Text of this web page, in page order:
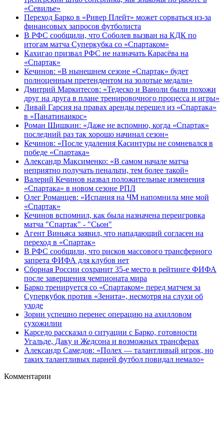
«Севилье»
Переход Барко в «Ривер Плейт» может сорваться из‑за
финансовых запросов футболиста
В РФС сообщили, что Соболев вызван на КДК по
итогам матча Суперкубка со «Спартаком»
Кахигао призвал РФС не назначать Карасёва на
«Спартак»
Кечинов: «В нынешнем сезоне «Спартак» будет
полноценным претендентом на золотые медали»
Дмитрий Маркитесов: «Тедеско и Ваноли были похожи
друг на друга в плане тренировочного процесса и игры»
Ливай Гарсия на правах аренды перешел из «Спартака»
в «Панатинаикос»
Роман Шишкин: «Даже не вспомню, когда «Спартак»
последний раз так хорошо начинал сезон»
Кечинов: «После удаления Касинтуры не сомневался в
победе «Спартака»
Александр Максименко: «В самом начале матча
неприятно получать пенальти, тем более такой»
Валерий Кечинов назвал положительные изменения
«Спартака» в новом сезоне РПЛ
Олег Романцев: «Испания на ЧМ напомнила мне мой
«Спартак»
Кечинов вспомнил, как была назначена переигровка
матча "Спартак" - "Сьон"
Агент Виньяса заявил, что нападающий согласен на
переход в «Спартак»
В РФС сообщили, что рисков массового трансферного
запрета ФИФА для клубов нет
Сборная России сохранит 35-е место в рейтинге ФИФА
после завершения чемпионата мира
Барко тренируется со «Спартаком» перед матчем за
Суперкубок против «Зенита», несмотря на слухи об
уходе
Зорин успешно перенес операцию на ахилловом
сухожилии
Карседо рассказал о ситуации с Барко, готовности
Угальде, Даку и Жедсона и возможных трансферах
Александр Самедов: «Полех — талантливый игрок, но
таких талантливых парней футбол повидал немало»
Комментарии